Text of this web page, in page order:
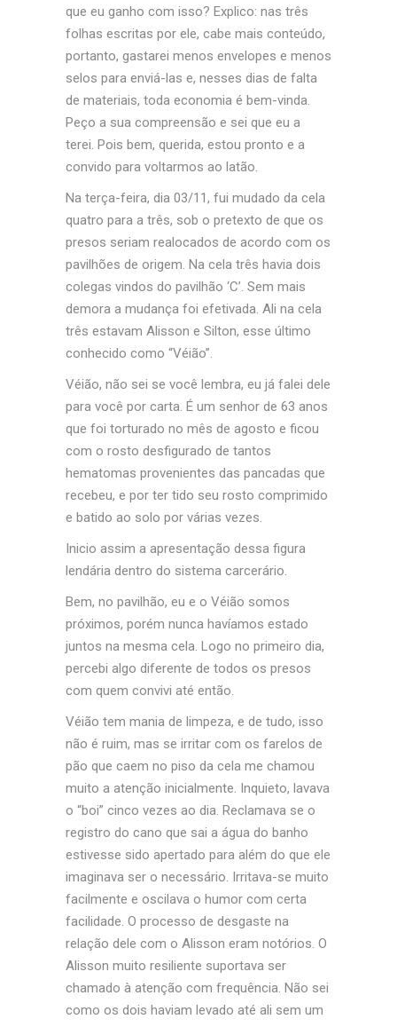
que eu ganho com isso? Explico: nas três
folhas escritas por ele, cabe mais conteúdo,
portanto, gastarei menos envelopes e menos
selos para enviá-las e, nesses dias de falta
de materiais, toda economia é bem-vinda.
Peço a sua compreensão e sei que eu a
terei. Pois bem, querida, estou pronto e a
convido para voltarmos ao latão.
Na terça-feira, dia 03/11, fui mudado da cela
quatro para a três, sob o pretexto de que os
presos seriam realocados de acordo com os
pavilhões de origem. Na cela três havia dois
colegas vindos do pavilhão ‘C’. Sem mais
demora a mudança foi efetivada. Ali na cela
três estavam Alisson e Silton, esse último
conhecido como “Véião”.
Véião, não sei se você lembra, eu já falei dele
para você por carta. É um senhor de 63 anos
que foi torturado no mês de agosto e ficou
com o rosto desfigurado de tantos
hematomas provenientes das pancadas que
recebeu, e por ter tido seu rosto comprimido
e batido ao solo por várias vezes.
Inicio assim a apresentação dessa figura
lendária dentro do sistema carcerário.
Bem, no pavilhão, eu e o Véião somos
próximos, porém nunca havíamos estado
juntos na mesma cela. Logo no primeiro dia,
percebi algo diferente de todos os presos
com quem convivi até então.
Véião tem mania de limpeza, e de tudo, isso
não é ruim, mas se irritar com os farelos de
pão que caem no piso da cela me chamou
muito a atenção inicialmente. Inquieto, lavava
o “boi” cinco vezes ao dia. Reclamava se o
registro do cano que sai a água do banho
estivesse sido apertado para além do que ele
imaginava ser o necessário. Irritava-se muito
facilmente e oscilava o humor com certa
facilidade. O processo de desgaste na
relação dele com o Alisson eram notórios. O
Alisson muito resiliente suportava ser
chamado à atenção com frequência. Não sei
como os dois haviam levado até ali sem um